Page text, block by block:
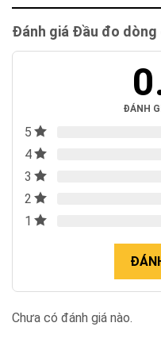
Đánh giá Đầu đo dòng
ĐÁNH
5
4
3
2
1
Chưa có đánh giá nào.